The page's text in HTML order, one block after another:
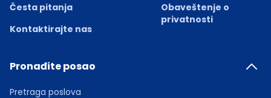
Česta pitanja
Kontaktirajte nas
Obaveštenje o
privatnosti
Pronađite posao
Pretraga poslova